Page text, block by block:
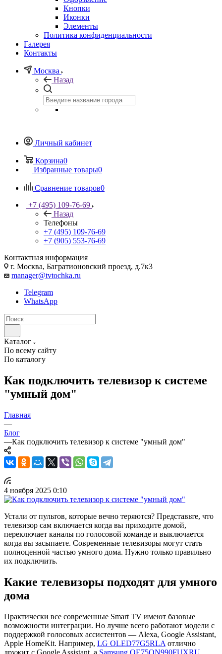
Кнопки
Иконки
Элементы
Политика конфиденциальности
Галерея
Контакты
Москва
Назад
Личный кабинет
Корзина0
Избранные товары0
Сравнение товаров0
+7 (495) 109-76-69
Назад
Телефоны
+7 (495) 109-76-69
+7 (905) 553-76-69
Контактная информация
г. Москва, Багратионовский проезд, д.7к3
manager@tvtochka.ru
Telegram
WhatsApp
Каталог
По всему сайту
По каталогу
Как подключить телевизор к системе
"умный дом"
Главная
—
Блог
—Как подключить телевизор к системе "умный дом"
4 ноября 2025 0:10
Устали от пультов, которые вечно теряются? Представьте, что
телевизор сам включается когда вы приходите домой,
переключает каналы по голосовой команде и выключается
когда вы засыпаете. Современные телевизоры могут стать
полноценной частью умного дома. Нужно только правильно
их подключить.
Какие телевизоры подходят для умного
дома
Практически все современные Smart TV имеют базовые
возможности интеграции. Но лучше всего работают модели с
поддержкой голосовых ассистентов — Alexa, Google Assistant,
Apple HomeKit. Например, LG OLED77G5RLA отлично
дружит с Google Assistant, а Samsung QE75QN990FUXRU